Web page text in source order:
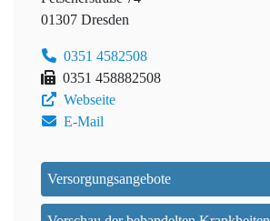
01307 Dresden
0351 4582508
0351 458882508
Webseite
E-Mail
Versorgungsangebote